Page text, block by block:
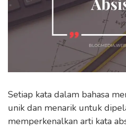
Setiap kata dalam bahasa
unik dan menarik untuk
memperkenalkan arti kata